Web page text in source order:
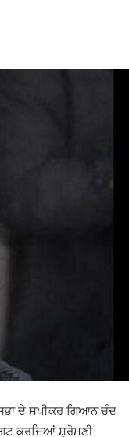
ਦੇ ਸਪੀਕਰ ਗਿਆਨ ਚੰਦ
ਕਰਦਿਆਂ ਸ਼੍ਰੋਮਣੀ